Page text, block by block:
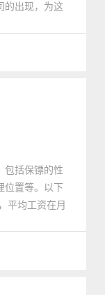
的出现，为这
包括保镖的性
位置等。以下
平均工资在月
客户能明显